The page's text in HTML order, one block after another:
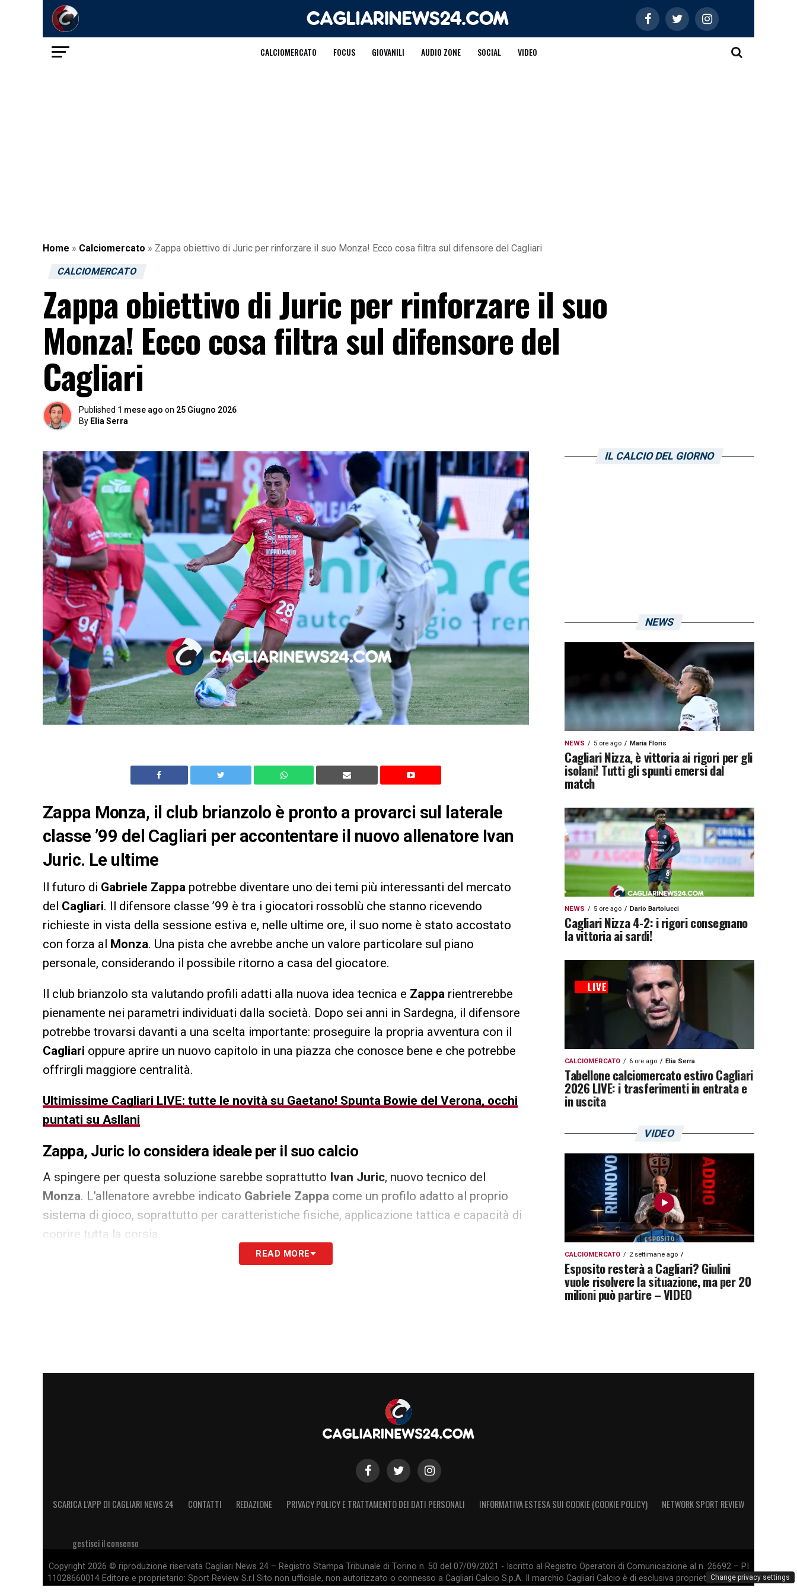
CALCIOMERCATO FOCUS GIOVANILI AUDIO ZONE SOCIAL VIDEO
Home » Calciomercato » Zappa obiettivo di Juric per rinforzare il suo Monza! Ecco cosa filtra sul difensore del Cagliari
CALCIOMERCATO
Zappa obiettivo di Juric per rinforzare il suo
Monza! Ecco cosa filtra sul difensore del
Cagliari
Published 1 mese ago on 25 Giugno 2026
By Elia Serra
Zappa Monza, il club brianzolo è pronto a provarci sul laterale
classe ’99 del Cagliari per accontentare il nuovo allenatore Ivan
Juric. Le ultime
Il futuro di Gabriele Zappa potrebbe diventare uno dei temi più interessanti del mercato
del Cagliari. Il difensore classe ’99 è tra i giocatori rossoblù che stanno ricevendo
richieste in vista della sessione estiva e, nelle ultime ore, il suo nome è stato accostato
con forza al Monza. Una pista che avrebbe anche un valore particolare sul piano
personale, considerando il possibile ritorno a casa del giocatore.
Il club brianzolo sta valutando profili adatti alla nuova idea tecnica e Zappa rientrerebbe
pienamente nei parametri individuati dalla società. Dopo sei anni in Sardegna, il difensore
potrebbe trovarsi davanti a una scelta importante: proseguire la propria avventura con il
Cagliari oppure aprire un nuovo capitolo in una piazza che conosce bene e che potrebbe
offrirgli maggiore centralità.
Ultimissime Cagliari LIVE: tutte le novità su Gaetano! Spunta Bowie del Verona, occhi
puntati su Asllani
Zappa, Juric lo considera ideale per il suo calcio
A spingere per questa soluzione sarebbe soprattutto Ivan Juric, nuovo tecnico del
Monza. L’allenatore avrebbe indicato Gabriele Zappa come un profilo adatto al proprio
sistema di gioco, soprattutto per caratteristiche fisiche, applicazione tattica e capacità di
coprire tutta la corsia.
, gli esterni devono garantire intensità, continuità e letture rapide nelle
Zappa Cagliari, sei anni in rossoblù e una centralità diminuita
chiuderebbe un ciclo lungo. Il difensore è arrivato al
ormai diversi anni fa e ha attraversato momenti differenti della storia recente rossoblù, tra
cambi di guida tecnica, stagioni complicate e nuove ripartenze. Nell’ultimo campionato,
La perdita di centralità potrebbe incidere sulle valutazioni del giocatore e del club. Il
Cagliari, impegnato a costruire la rosa per la nuova stagione, dovrà decidere quali profili
posizione diZappa
Zappa, una scelta di mercato che può accontentare tutti
READ MORE
IL CALCIO DEL GIORNO
NEWS
NEWS 5 ore ago Maria Floris
Cagliari Nizza, è vittoria ai rigori per gli
isolani! Tutti gli spunti emersi dal
match
NEWS 5 ore ago Dario Bartolucci
Cagliari Nizza 4-2: i rigori consegnano
la vittoria ai sardi!
CALCIOMERCATO 6 ore ago Elia Serra
Tabellone calciomercato estivo Cagliari
2026 LIVE: i trasferimenti in entrata e
in uscita
VIDEO
CALCIOMERCATO 2 settimane ago
Esposito resterà a Cagliari? Giulini
vuole risolvere la situazione, ma per 20
milioni può partire – VIDEO
SCARICA L’APP DI CAGLIARI NEWS 24 CONTATTI REDAZIONE PRIVACY POLICY E TRATTAMENTO DEI DATI PERSONALI INFORMATIVA ESTESA SUI COOKIE (COOKIE POLICY) NETWORK SPORT REVIEW
gestisci il consenso
Copyright 2026 © riproduzione riservata Cagliari News 24 – Registro Stampa Tribunale di Torino n. 50 del 07/09/2021 - Iscritto al Registro Operatori di Comunicazione al n. 26692 – PI
11028660014 Editore e proprietario: Sport Review S.r.l Sito non ufficiale, non autorizzato o connesso a Cagliari Calcio S.p.A. Il marchio Cagliari Calcio è di esclusiva proprietà di CagliariChange privacy settings